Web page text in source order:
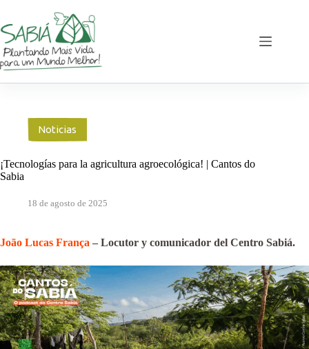
contenido
Noticias
¡Tecnologías para la agricultura agroecológica! | Cantos do
Sabia
18 de agosto de 2025
João Lucas França – Locutor y comunicador del Centro Sabiá.